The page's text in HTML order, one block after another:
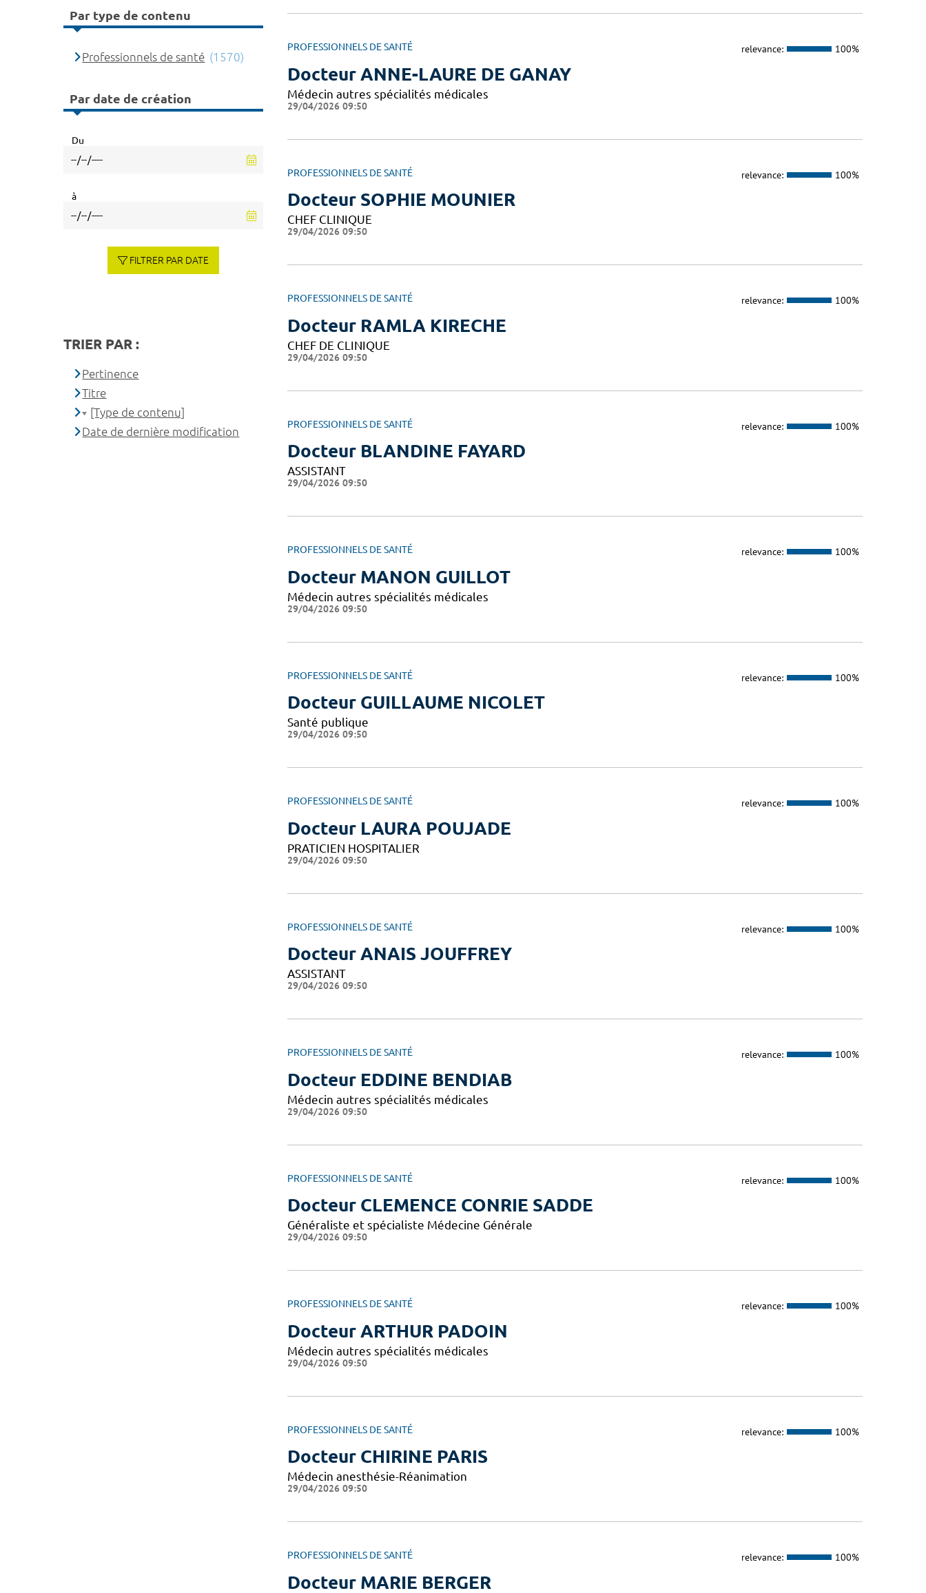
PROFESSIONNELS DE SANTÉ relevance: 100%
Docteur ANNE-LAURE DE GANAY
Médecin autres spécialités médicales
29/04/2026 09:50
PROFESSIONNELS DE SANTÉ relevance: 100%
Docteur SOPHIE MOUNIER
CHEF CLINIQUE
29/04/2026 09:50
PROFESSIONNELS DE SANTÉ relevance: 100%
Docteur RAMLA KIRECHE
CHEF DE CLINIQUE
29/04/2026 09:50
PROFESSIONNELS DE SANTÉ relevance: 100%
Docteur BLANDINE FAYARD
ASSISTANT
29/04/2026 09:50
PROFESSIONNELS DE SANTÉ relevance: 100%
Docteur MANON GUILLOT
Médecin autres spécialités médicales
29/04/2026 09:50
PROFESSIONNELS DE SANTÉ relevance: 100%
Docteur GUILLAUME NICOLET
Santé publique
29/04/2026 09:50
PROFESSIONNELS DE SANTÉ relevance: 100%
Docteur LAURA POUJADE
PRATICIEN HOSPITALIER
29/04/2026 09:50
PROFESSIONNELS DE SANTÉ relevance: 100%
Docteur ANAIS JOUFFREY
ASSISTANT
29/04/2026 09:50
PROFESSIONNELS DE SANTÉ relevance: 100%
Docteur EDDINE BENDIAB
Médecin autres spécialités médicales
29/04/2026 09:50
PROFESSIONNELS DE SANTÉ relevance: 100%
Docteur CLEMENCE CONRIE SADDE
Généraliste et spécialiste Médecine Générale
29/04/2026 09:50
PROFESSIONNELS DE SANTÉ relevance: 100%
Docteur ARTHUR PADOIN
Médecin autres spécialités médicales
29/04/2026 09:50
PROFESSIONNELS DE SANTÉ relevance: 100%
Docteur CHIRINE PARIS
Médecin anesthésie-Réanimation
29/04/2026 09:50
PROFESSIONNELS DE SANTÉ relevance: 100%
Docteur MARIE BERGER
Par type de contenu
Professionnels de santé (1570)
Par date de création
Du
à
FILTRER PAR DATE
TRIER PAR :
Pertinence
Titre
[Type de contenu]
Date de dernière modification